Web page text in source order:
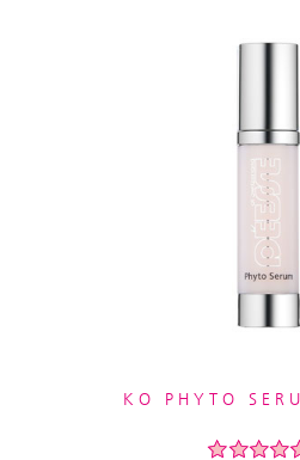
KO PHYTO